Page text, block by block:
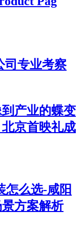
司专业考察
到产业的蝶变
京首映礼成
怎么选-咸阳
方案解析